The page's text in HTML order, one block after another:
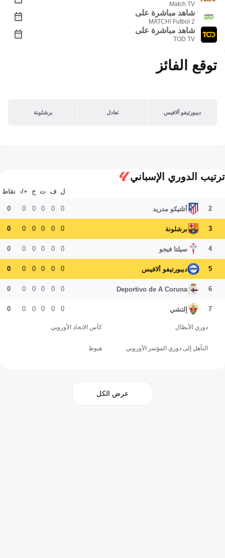
Match TV
شاهد مباشرة على
MATCH! Futbol 2
شاهد مباشرة على
TOD TV
توقع الفائز
ديبورتيفو ألافيس تعادل برشلونة
ترتيب الدوري الإسباني
ل ف ت خ +/- نقاط
2 أتلتيكو مدريد 0
0
0
0
0
0
3 برشلونة 0
0
0
0
0
0
4 سيلتا فيجو 0
0
0
0
0
0
5 ديبورتيفو ألافيس 0
0
0
0
0
0
6
Deportivo de A Coruna
0
0
0
0
0
0
7 إلتشي 0
0
0
0
0
0
دوري الأبطال كأس الاتحاد الأوروبي
التأهل إلى دوري المؤتمر الأوروبي هبوط
عرض الكل